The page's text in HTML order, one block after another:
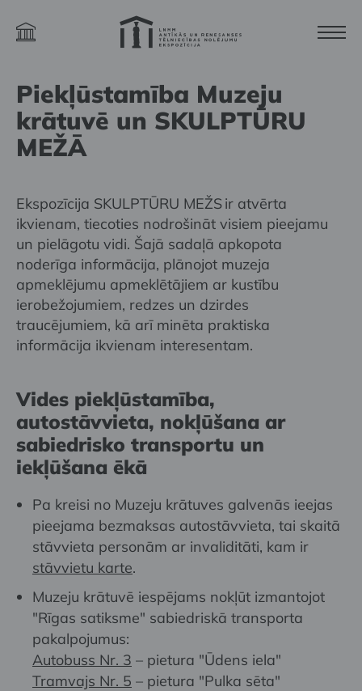
Piekļūstamība Muzeju
krātuvē un SKULPTŪRU
MEŽĀ
Ekspozīcija SKULPTŪRU MEŽS ir atvērta
ikvienam, tiecoties nodrošināt visiem pieejamu
un pielāgotu vidi. Šajā sadaļā apkopota
noderīga informācija, plānojot muzeja
apmeklējumu apmeklētājiem ar kustību
ierobežojumiem, redzes un dzirdes
traucējumiem, kā arī minēta praktiska
informācija ikvienam interesentam.
Vides piekļūstamība,
autostāvvieta, nokļūšana ar
sabiedrisko transportu un
iekļūšana ēkā
Pa kreisi no Muzeju krātuves galvenās ieejas
pieejama bezmaksas autostāvvieta, tai skaitā
stāvvieta personām ar invaliditāti, kam ir
stāvvietu karte.
Muzeju krātuvē iespējams nokļūt izmantojot
"Rīgas satiksme" sabiedriskā transporta
pakalpojumus:
Autobuss Nr. 3 – pietura "Ūdens iela"
Tramvajs Nr. 5 – pietura "Pulka sēta"